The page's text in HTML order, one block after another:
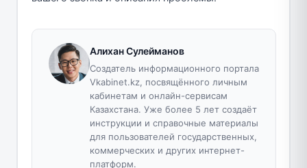
Алихан Сулейманов
Создатель информационного портала
Vkabinet.kz, посвящённого личным
кабинетам и онлайн-сервисам
Казахстана. Уже более 5 лет создаёт
инструкции и справочные материалы
для пользователей государственных,
коммерческих и других интернет-
платформ.